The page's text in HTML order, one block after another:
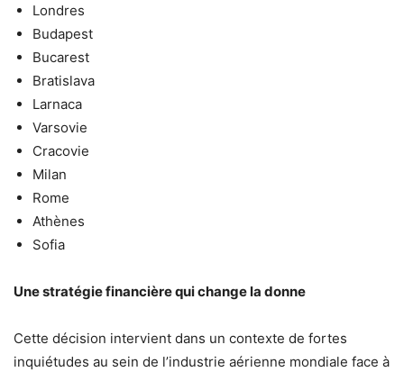
Londres
Budapest
Bucarest
Bratislava
Larnaca
Varsovie
Cracovie
Milan
Rome
Athènes
Sofia
Une stratégie financière qui change la donne
Cette décision intervient dans un contexte de fortes
inquiétudes au sein de l’industrie aérienne mondiale face à